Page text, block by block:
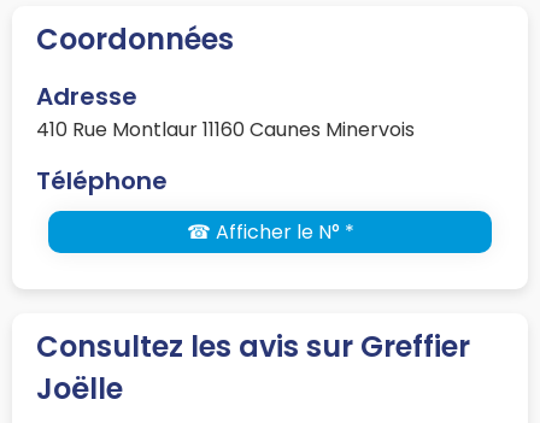
Coordonnées
Adresse
410 Rue Montlaur 11160 Caunes Minervois
Téléphone
☎ Afficher le N° *
Consultez les avis sur Greffier
Joëlle